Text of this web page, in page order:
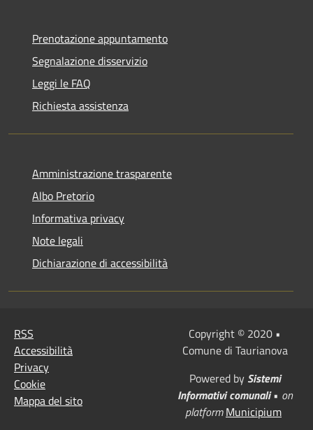
Prenotazione appuntamento
Segnalazione disservizio
Leggi le FAQ
Richiesta assistenza
Amministrazione trasparente
Albo Pretorio
Informativa privacy
Note legali
Dichiarazione di accessibilità
RSS
Accessibilità
Privacy
Cookie
Mappa del sito
Copyright © 2020 •
Comune di Taurianova
Powered by Sistemi
Informativi comunali• on
platform Municipium